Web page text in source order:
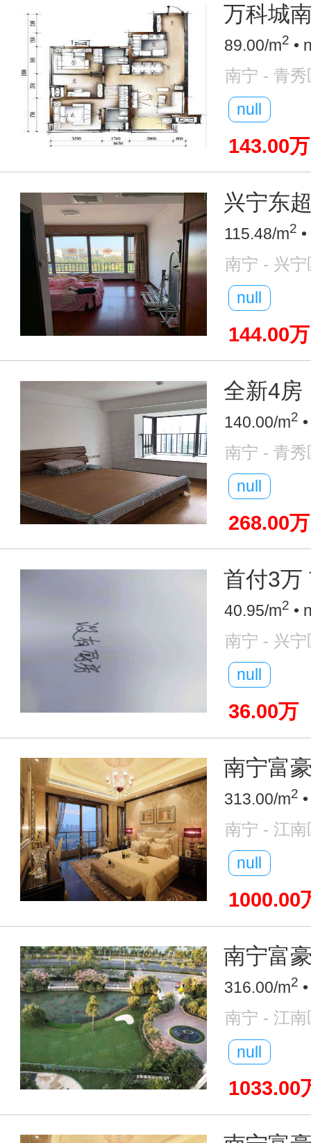
万科城
89.00/m2 •
南宁 - 青秀
null
143.00万
兴宁东
115.48/m2
南宁 - 兴宁
null
144.00万
全新4房
140.00/m2
南宁 - 青秀
null
268.00万
首付3万
40.95/m2 •
南宁 - 兴宁
null
36.00万
南宁富
313.00/m2
南宁 - 江南
null
1000.00
南宁富
316.00/m2
南宁 - 江南
null
1033.00